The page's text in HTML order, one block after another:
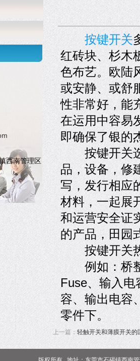
西南管理区
按键开关
红砖块、杉木
色布艺。欧陆
或安静、或舒
性非常好，能
在运用中容易
即确保了银的
按键开关选
品，设备，修
写，发行相应
材料，一起展
和运营安全证
的产品，田园
按键开关热
例如：桥整
Fuse、输入
容、输出电容
零件下。
上一篇： 轻触开关和薄膜开关的